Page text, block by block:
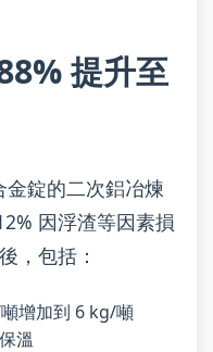
提升至
錠的二次鋁冶煉
因浮渣等因素損
，包括：
增加到 6 kg/噸
溫